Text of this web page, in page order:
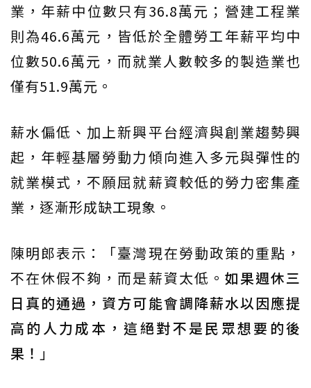
業，年薪中位數只有36.8萬元；營建工程業
則為46.6萬元，皆低於全體勞工年薪平均中
位數50.6萬元，而就業人數較多的製造業也
僅有51.9萬元。
薪水偏低、加上新興平台經濟與創業趨勢興
起，年輕基層勞動力傾向進入多元與彈性的
就業模式，不願屈就薪資較低的勞力密集產
業，逐漸形成缺工現象。
陳明郎表示：「臺灣現在勞動政策的重點，
不在休假不夠，而是薪資太低。 如果週休三
日真的通過，資方可能會調降薪水以因應提
高的人力成本，這絕對不是民眾想要的後
果！ 」